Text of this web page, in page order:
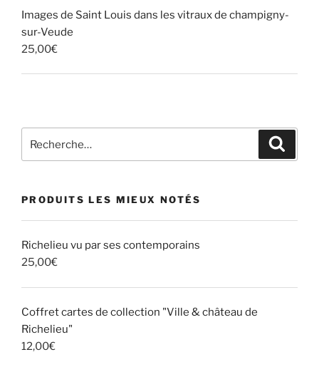
Images de Saint Louis dans les vitraux de champigny-
sur-Veude
25,00€
pour
PRODUITS LES MIEUX NOTÉS
Richelieu vu par ses contemporains
25,00€
Coffret cartes de collection "Ville & château de
Richelieu"
12,00€